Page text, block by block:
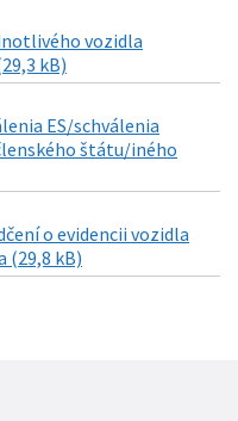
vozidla
kB)
ES/schválenia
štátu/iného
o evidencii vozidla
(29,8 kB)